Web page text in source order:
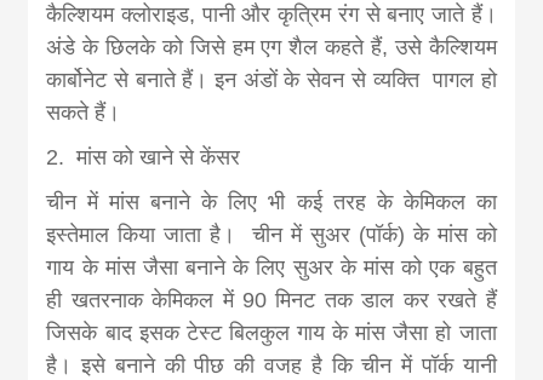
कैल्शियम क्लोराइड, पानी और कृत्रिम रंग से बनाए जाते हैं।
अंडे के छिलके को जिसे हम एग शैल कहते हैं, उसे कैल्शियम
कार्बोनेट से बनाते हैं। इन अंडों के सेवन से व्‍यक्‍ति पागल हो
सकते हैं।
2. मांस को खाने से केंसर
चीन में मांस बनाने के लिए भी कई तरह के केमिकल का
इस्तेमाल किया जाता है। चीन में सुअर (पॉर्क) के मांस को
गाय के मांस जैसा बनाने के लिए सुअर के मांस को एक बहुत
ही खतरनाक केमिकल में 90 मिनट तक डाल कर रखते हैं
जिसके बाद इसक टेस्ट बिलकुल गाय के मांस जैसा हो जाता
है। इसे बनाने की पीछ की वजह है कि चीन में पॉर्क यानी